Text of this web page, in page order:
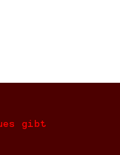
gibt